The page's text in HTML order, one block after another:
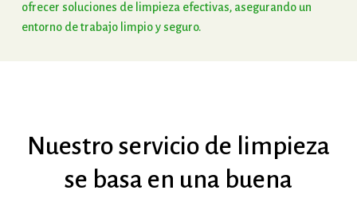
ofrecer soluciones de limpieza efectivas, asegurando un
entorno detrabajo limpioyseguro.
Nuestro servicio de limpieza
se basa en una buena